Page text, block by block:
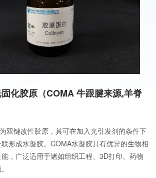
化胶原（COMA 牛跟腱来源,羊脊
双键改性胶原，其可在加入光引发剂的条件下
形成水凝胶。COMA水凝胶具有优异的生物相
，广泛适用于诸如组织工程、3D打印、药物